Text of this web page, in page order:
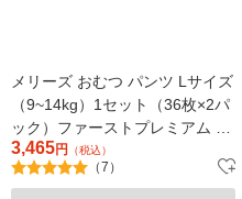
メリーズ おむつ パンツ Lサイズ
（9~14kg）1セット（36枚×2パ
ック）ファーストプレミアム 花
王
3,465円 （税込）
（7）